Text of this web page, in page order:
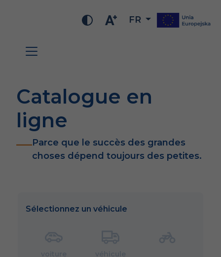
FR
Catalogue en
ligne
Parce que le succès des grandes
choses dépend toujours des petites.
Sélectionnez un véhicule